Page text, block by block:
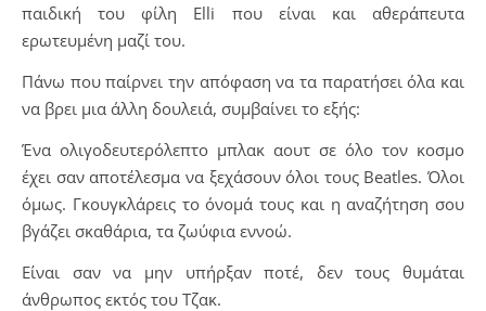
παιδική του φίλη Elli που είναι και αθεράπευτα
ερωτευμένη μαζί του.
Πάνω που παίρνει την απόφαση να τα παρατήσει όλα και
να βρει μια άλλη δουλειά, συμβαίνει το εξής:
Ένα ολιγοδευτερόλεπτο μπλακ αουτ σε όλο τον κοσμο
έχει σαν αποτέλεσμα να ξεχάσουν όλοι τους Beatles. Όλοι
όμως. Γκουγκλάρεις το όνομά τους και η αναζήτηση σου
βγάζει σκαθάρια, τα ζωύφια εννοώ.
Είναι σαν να μην υπήρξαν ποτέ, δεν τους θυμάται
άνθρωπος εκτός του Τζακ.